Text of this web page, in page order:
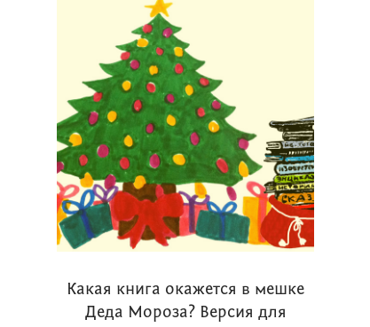
Какая книга окажется в мешке
Деда Мороза? Версия для